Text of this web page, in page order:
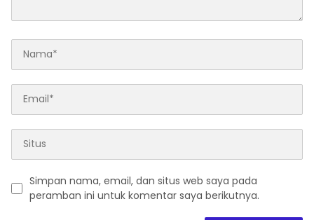
Simpan nama, email, dan situs web saya pada
peramban ini untuk komentar saya berikutnya.